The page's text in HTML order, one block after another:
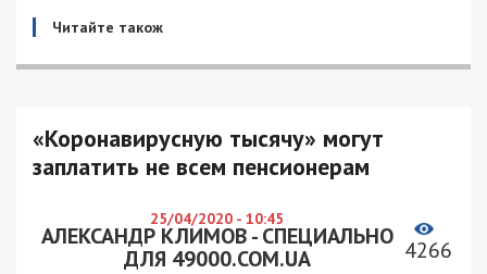
Читайте також
«Коронавирусную тысячу» могут
заплатить не всем пенсионерам
25/04/2020 - 10:45
АЛЕКСАНДР КЛИМОВ - СПЕЦИАЛЬНО
ДЛЯ 49000.COM.UA
4266